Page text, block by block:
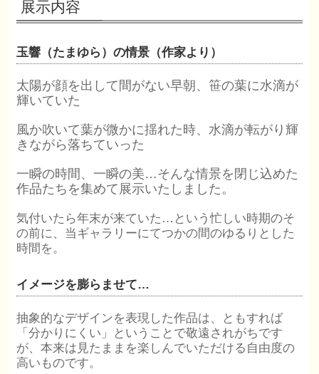
展示内容
玉響（たまゆら）の情景（作家より）
太陽が顔を出して間がない早朝、 笹の葉に水滴が
輝いていた
風か吹いて葉が微かに揺れた時、水滴が転がり輝
きながら落ちていった
一瞬の時間、一瞬の美…そんな情景を閉じ込めた
作品たちを集めて展示いたしました。
気付いたら年末が来ていた…という忙しい時期のそ
の前に、当ギャラリーにてつかの間のゆるりとした
時間を。
イメージを膨らませて…
抽象的なデザインを表現した作品は、ともすれば
「分かりにくい」ということで敬遠されがちです
が、本来は見たままを楽しんでいただける自由度の
高いものです。